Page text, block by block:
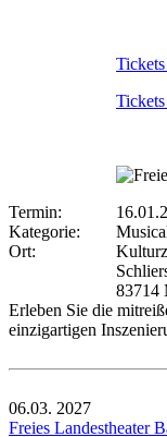
Termin:
Kategorie:
Ort:
83714
Erleben Sie die
einzigartigen
06.03. 2027
Freies Landestheater